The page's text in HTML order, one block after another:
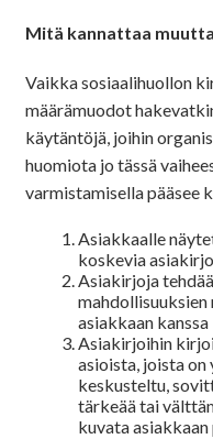
Mitä kannattaa
Vaikka sosiaalihuollon
määrämuodot
käytäntöjä, joihin
huomiota jo tässä
varmistamisella pääsee
Asiakkaalle
koskevia
Asiakirjoja
mahdollisuuksien
asiakkaan kanssa
Asiakirjoihin
asioista, joista on
keskusteltu,
tärkeää tai
kuvata